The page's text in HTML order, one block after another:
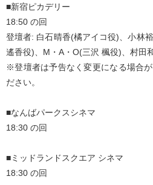
■新宿ピカデリー
18:50 の回
登壇者: 白石晴香(橘アイコ役)、小林
遙香役)、M・A・O(三沢 楓役)、村田
※登壇者は予告なく変更になる場合
ださい。
■なんばパークスシネマ
18:30 の回
■ミッドランドスクエア シネマ
18:30 の回